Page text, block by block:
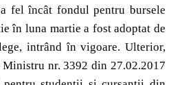
fel încât fondul pentru bursele
în luna martie a fost adoptat de
intrând în vigoare. Ulterior,
nr. 3392 din 27.02.2017